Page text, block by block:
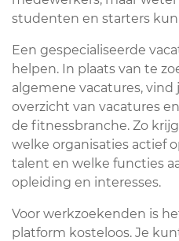
studenten en starters
Een gespecialiseerde
helpen. In plaats van te
algemene vacatures, vind
overzicht van vacatures
de fitnessbranche. Zo
welke organisaties actief
talent en welke functies
opleiding en interesses.
Voor werkzoekenden is
platform kosteloos. Je